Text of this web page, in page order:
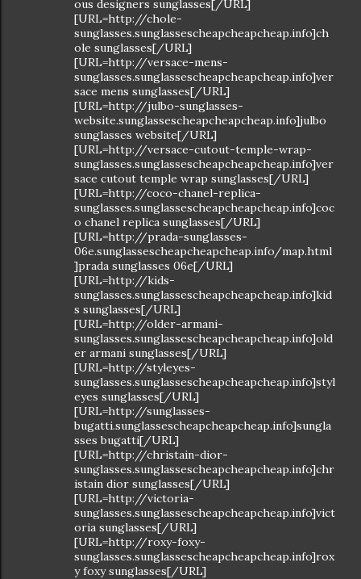
ous designers sunglasses[/URL]
[URL=http://chole-
sunglasses.sunglassescheapcheapcheap.info]ch
ole sunglasses[/URL]
[URL=http://versace-mens-
sunglasses.sunglassescheapcheapcheap.info]ver
sace mens sunglasses[/URL]
[URL=http://julbo-sunglasses-
website.sunglassescheapcheapcheap.info]julbo
sunglasses website[/URL]
[URL=http://versace-cutout-temple-wrap-
sunglasses.sunglassescheapcheapcheap.info]ver
sace cutout temple wrap sunglasses[/URL]
[URL=http://coco-chanel-replica-
sunglasses.sunglassescheapcheapcheap.info]coc
o chanel replica sunglasses[/URL]
[URL=http://prada-sunglasses-
06e.sunglassescheapcheapcheap.info/map.html
]prada sunglasses 06e[/URL]
[URL=http://kids-
sunglasses.sunglassescheapcheapcheap.info]kid
s sunglasses[/URL]
[URL=http://older-armani-
sunglasses.sunglassescheapcheapcheap.info]old
er armani sunglasses[/URL]
[URL=http://styleyes-
sunglasses.sunglassescheapcheapcheap.info]styl
eyes sunglasses[/URL]
[URL=http://sunglasses-
bugatti.sunglassescheapcheapcheap.info]sungla
sses bugatti[/URL]
[URL=http://christain-dior-
sunglasses.sunglassescheapcheapcheap.info]chr
istain dior sunglasses[/URL]
[URL=http://victoria-
sunglasses.sunglassescheapcheapcheap.info]vict
oria sunglasses[/URL]
[URL=http://roxy-foxy-
sunglasses.sunglassescheapcheapcheap.info]rox
y foxy sunglasses[/URL]